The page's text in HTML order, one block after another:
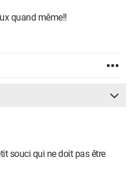
quand même!!
souci qui ne doit pas être